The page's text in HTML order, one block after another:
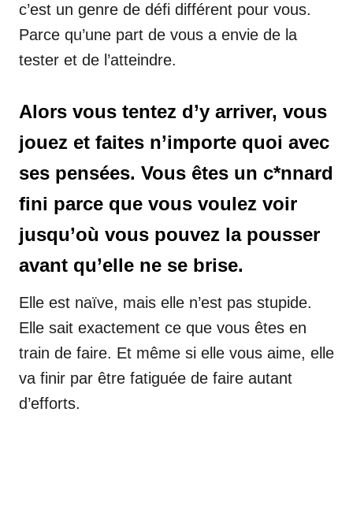
c’est un genre de défi différent pour vous.
Parce qu’une part de vous a envie de la
tester et de l’atteindre.
Alors vous tentez d’y arriver, vous
jouez et faites n’importe quoi avec
ses pensées. Vous êtes un c*nnard
fini parce que vous voulez voir
jusqu’où vous pouvez la pousser
avant qu’elle ne se brise.
Elle est naïve, mais elle n’est pas stupide.
Elle sait exactement ce que vous êtes en
train de faire. Et même si elle vous aime, elle
va finir par être fatiguée de faire autant
d’efforts.